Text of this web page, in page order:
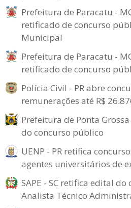
Prefeitura de Paracatu -
retificado de concurso
Municipal
Prefeitura de Paracatu -
retificado de concurso
Polícia Civil - PR abre
remunerações até R$
Prefeitura de Ponta
do concurso público
UENP - PR retifica
agentes universitários de
SAPE - SC retifica edital
Analista Técnico